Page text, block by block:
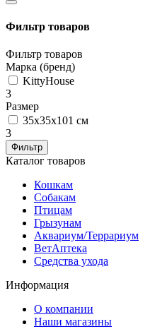
Фильтр товаров
Фильтр товаров
Марка (бренд)
KittyHouse
3
Размер
35x35x101 см
3
Фильтр
Каталог товаров
Кошкам
Собакам
Птицам
Грызунам
Аквариум/Террариум
ВетАптека
Средства ухода
Информация
О компании
Наши магазины